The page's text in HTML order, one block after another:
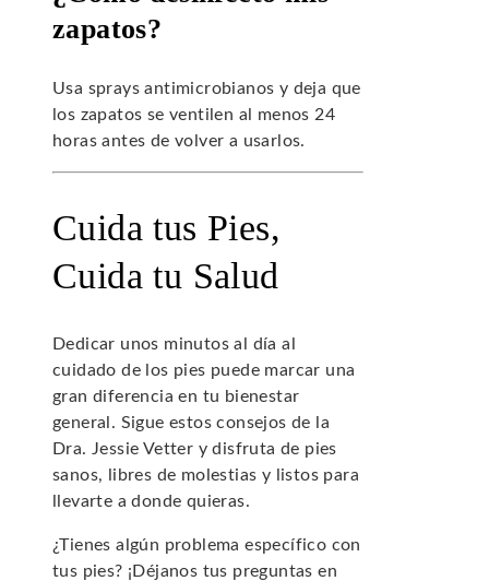
zapatos?
Usa sprays antimicrobianos y deja que
los zapatos se ventilen al menos 24
horas antes de volver a usarlos.
Cuida tus Pies,
Cuida tu Salud
Dedicar unos minutos al día al
cuidado de los pies puede marcar una
gran diferencia en tu bienestar
general. Sigue estos consejos de la
Dra. Jessie Vetter y disfruta de pies
sanos, libres de molestias y listos para
llevarte a donde quieras.
¿Tienes algún problema específico con
tus pies? ¡Déjanos tus preguntas en